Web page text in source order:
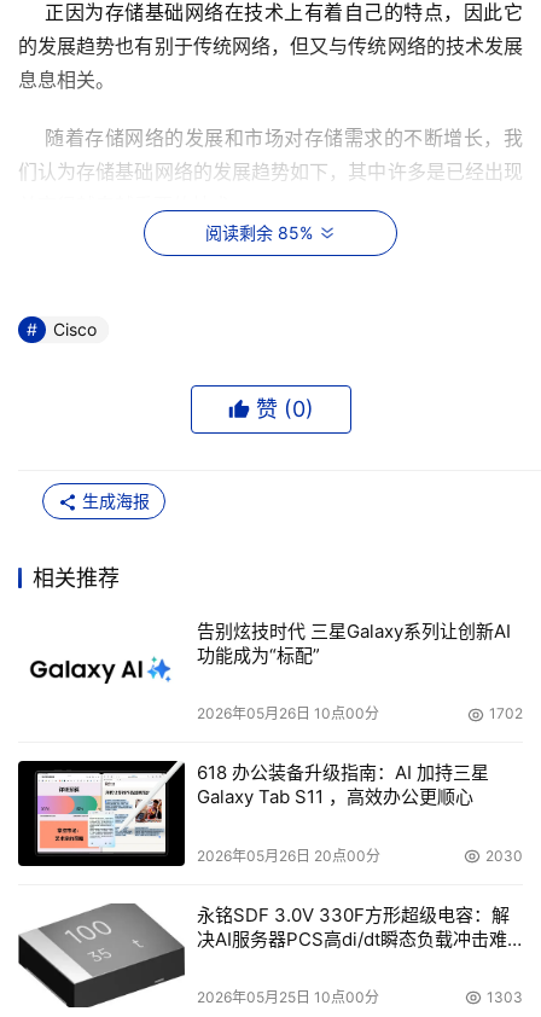
正因为存储基础网络在技术上有着自己的特点，因此它
的发展趋势也有别于传统网络，但又与传统网络的技术发展
息息相关。
随着存储网络的发展和市场对存储需求的不断增长，我
们认为存储基础网络的发展趋势如下，其中许多是已经出现
并变得越来越重要的技术：
1. 支持多种协议。多协议支持是在存储网络之间进行连
环境中，使用户不需要购买新的设备就能将存储基础网络升
2. 在不同的存储网络之间互连互通。随着投入运行的存
统的增多，企业需要充分利用现有的软硬件资源，将这些已
经投入运行的存储孤岛连接起来，或整合到新建的存储系统
存储系统之间的远程互连，进行信息的交互和共享，这都需
要存储基础网络为用户提供轻松互连、灵活管理的手段和能
力。
3. 模块化和刀片化。存储网络设备将按照一个统一的标
这些模块能被集成到刀片式服务器中，使刀片服务器成为一
种廉价的、功能强大的存储设备，为小型企业或特殊应用提
供低成本的解决方案。
4. 更高的安全性，和更易于管理、实施的存储网络安全
策略。在今后将可以利用更多的网络安全技术，但网络安全
的管理将变得更加简单和易于操作。
阅读剩余 85%
Cisco
赞 (0)
生成海报
相关推荐
告别炫技时代 三星Galaxy系列让创新AI
功能成为“标配”
2026年05月26日 10点00分 1702
618 办公装备升级指南：AI 加持三星
Galaxy Tab S11 ，高效办公更顺心
2026年05月26日 20点00分 2030
永铭SDF 3.0V 330F方形超级电容：解
决AI服务器PCS高di/dt瞬态负载冲击难
2026年05月25日 10点00分 1303